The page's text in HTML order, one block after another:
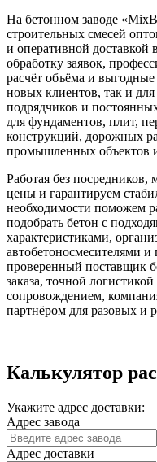
На бетонном заводе
строительных смесей
и оперативной
обработку заявок,
расчёт объёма и выгодные
новых клиентов, так и
подрядчиков и
для фундаментов, плит,
конструкций, дорожных
промышленных объектов
Работая без
цены и гарантируем
необходимости поможем
подобрать бетон с
характеристиками,
автобетоносмесителями
проверенный поставщик
заказа, точной
сопровождением,
партнёром для разовых и
Калькулятор
Укажите адрес доставки:
Адрес завода
Адрес доставки